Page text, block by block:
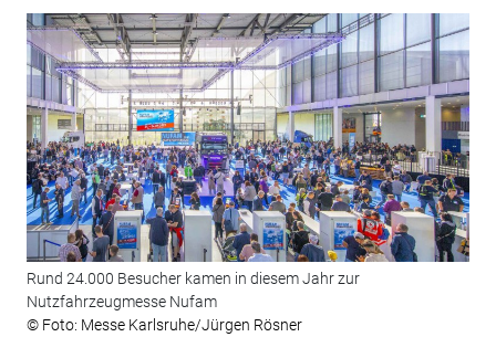
Rund 24.000 Besucher kamen in diesem Jahr zur
Nutzfahrzeugmesse Nufam
© Foto: Messe Karlsruhe/Jürgen Rösner